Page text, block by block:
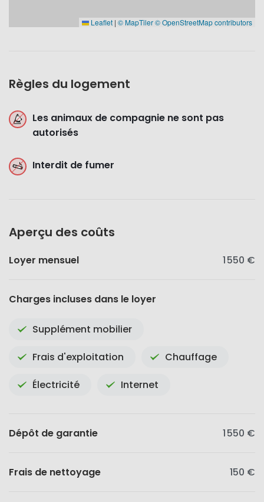
Leaflet | © MapTiler© OpenStreetMap contributors
Règles du logement
Les animaux de compagnie ne sont pas
autorisés
Interdit de fumer
Aperçu des coûts
Loyer mensuel 1 550 €
Charges incluses dans le loyer
Supplément mobilier
Frais d'exploitation Chauffage
Électricité Internet
Dépôt de garantie 1 550 €
Frais de nettoyage 150 €